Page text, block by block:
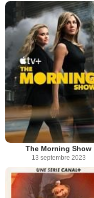
The Morning Show
13 septembre 2023